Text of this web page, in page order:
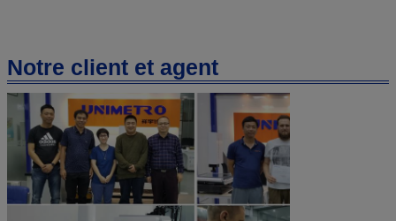
Notre client et agent